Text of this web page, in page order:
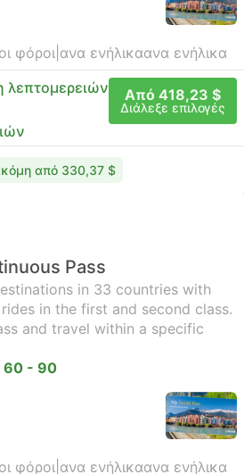
φόροι ανα ενήλικαανα ενήλικα
λεπτομερειών Από 418,23 $
Διάλεξε επιλογές
από 330,37 $
Pass
in 33 countries with
in the first and second class.
and travel within a specific
60 - 90
φόροι ανα ενήλικαανα ενήλικα